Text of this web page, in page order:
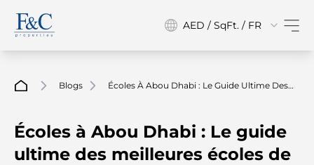
AED / SqFt. / FR
Blogs
Écoles À Abou Dhabi : Le Guide Ultime Des
Écoles à Abou Dhabi : Le guide
ultime des meilleures écoles de